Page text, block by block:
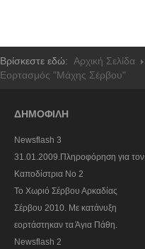
Βρίσκεστε εδώ: Αρχική Σελίδα
Εορτασμός "Μάχης Σέρβου"
ΔΗΜΟΦΙΛΗ
Newsflash 3
31.01.2009.Πληροφόρηση για τον
Καποδίστρια Νο 2
To Χωριό Σέρβου Αρκαδίας
Σέρβου 2010. Με κατάνυξη
εορτάστηκαν τα Άγια Πάθη.
Newsflash 2